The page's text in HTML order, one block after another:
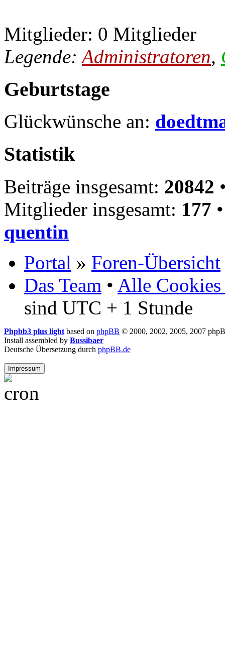
Mitglieder: 0 Mitglieder
Legende:Administratoren,
Geburtstage
Glückwünsche an:
Statistik
Beiträge insgesamt: 20842
Mitglieder insgesamt: 177
quentin
Portal » Foren-Übersicht
Das Team • Alle Cookies
sind UTC + 1 Stunde
Phpbb3 plus light based on phpBB © 2000, 2002, 2005, 2007
Install assembled by Bussibaer
Deutsche Übersetzung durch phpBB.de